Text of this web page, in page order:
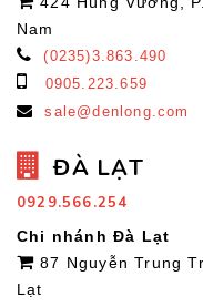
Nam
(0235)3.863.490
0905.223.659
sale@denlong.com
ĐÀ LẠT
0929.566.254
Chi nhánh Đà Lạt
87 Nguyễn Trung
Lạt